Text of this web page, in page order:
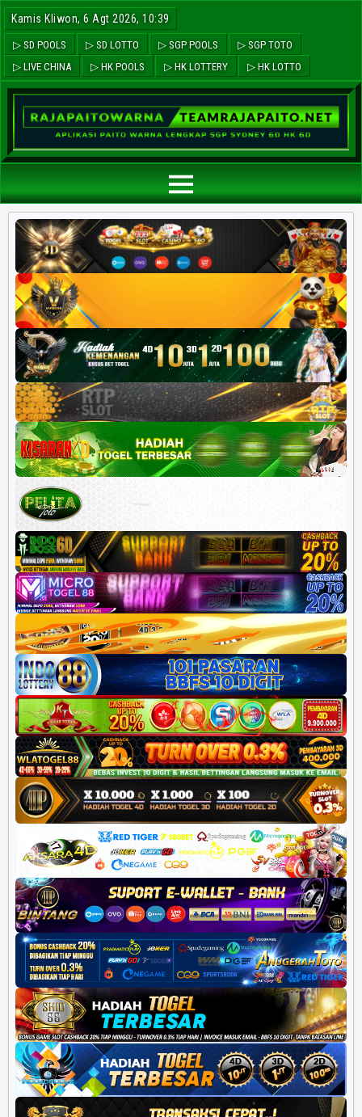
Kamis Kliwon, 6 Agt 2026, 10:39
▷ SD POOLS ▷ SD LOTTO ▷ SGP POOLS
▷ SGP TOTO
▷ LIVE CHINA
▷ HK POOLS ▷ HK LOTTERY ▷ HK LOTTO